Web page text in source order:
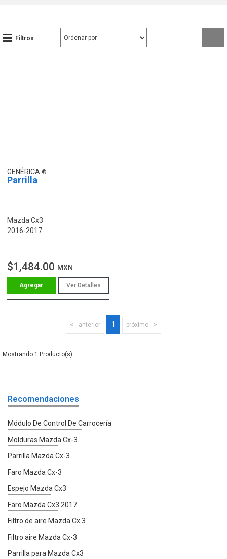
Filtros
GENÉRICA
Parrilla
Mazda Cx3
2016-2017
$1,484.00 MXN
Ver Detalles
anterior 1 próximo
1
Recomendaciones
Módulo De Control De Carrocería
Molduras Mazda Cx-3
Parrilla Mazda Cx-3
Faro Mazda Cx-3
Espejo Mazda Cx3
Faro Mazda Cx3 2017
Filtro de aire Mazda Cx 3
Filtro aire Mazda Cx-3
Parrilla para Mazda Cx3